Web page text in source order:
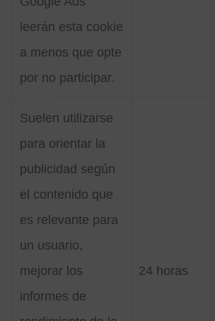
leerán esta cookie
a menos que opte
por no participar.
Suelen utilizarse
para orientar la
publicidad según
el contenido que
es relevante para
un usuario,
mejorar los
informes de
24 horas